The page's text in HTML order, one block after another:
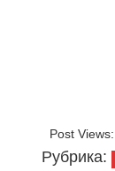
Post Views:
Рубрика: